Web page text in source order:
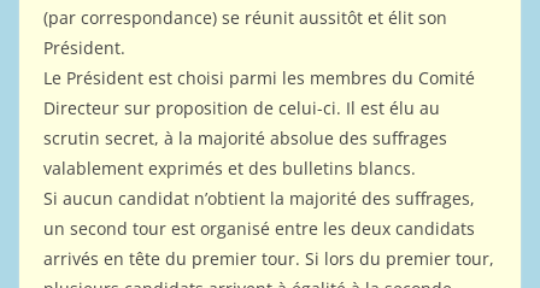
(par correspondance) se réunit aussitôt et élit son
Président.
Le Président est choisi parmi les membres du Comité
Directeur sur proposition de celui-ci. Il est élu au
scrutin secret, à la majorité absolue des suffrages
valablement exprimés et des bulletins blancs.
Si aucun candidat n’obtient la majorité des suffrages,
un second tour est organisé entre les deux candidats
arrivés en tête du premier tour. Si lors du premier tour,